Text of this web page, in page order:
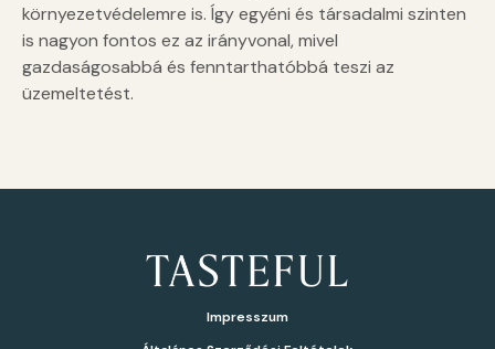
környezetvédelemre is. Így egyéni és társadalmi szinten
is nagyon fontos ez az irányvonal, mivel
gazdaságosabbá és fenntarthatóbbá teszi az
üzemeltetést.
Impresszum